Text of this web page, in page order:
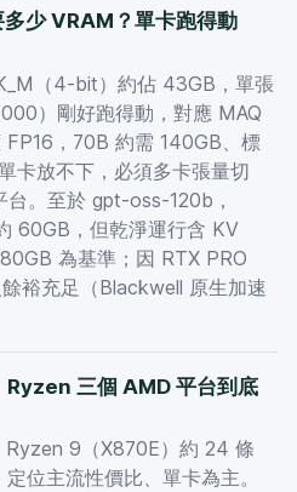
少 VRAM？單卡跑得動
（4-bit）約佔 43GB，單張
）剛好跑得動，對應 MAQ
，70B 約需 140GB、標
卡放不下，必須多卡張量切
。至於 gpt-oss-120b，
60GB，但乾淨運行含 KV
為基準；因 RTX PRO
裕充足（Blackwell 原生加速
三個 AMD 平台到底
Ryzen 9（X870E）約 24 條
位主流性價比、單卡為主。